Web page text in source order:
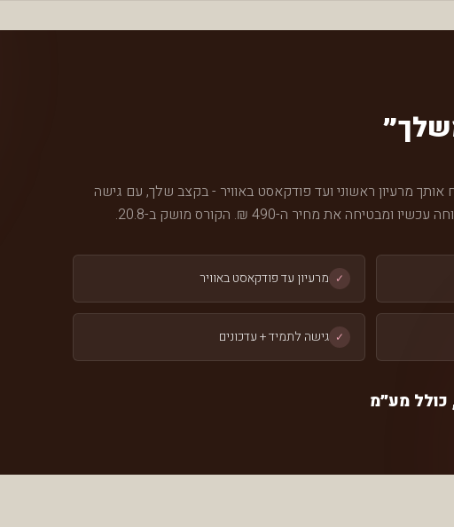
בן 5 מודולים שלוקח אותך מרעיון ראשוני ועד פודקאסט באוויר - בקצב שלך, עם גישה
את מחיר ה-490 ₪. הקורס מושק ב-20.8.
✓ מרעיון עד פודקאסט באוויר
✓ גישה לתמיד + עדכונים